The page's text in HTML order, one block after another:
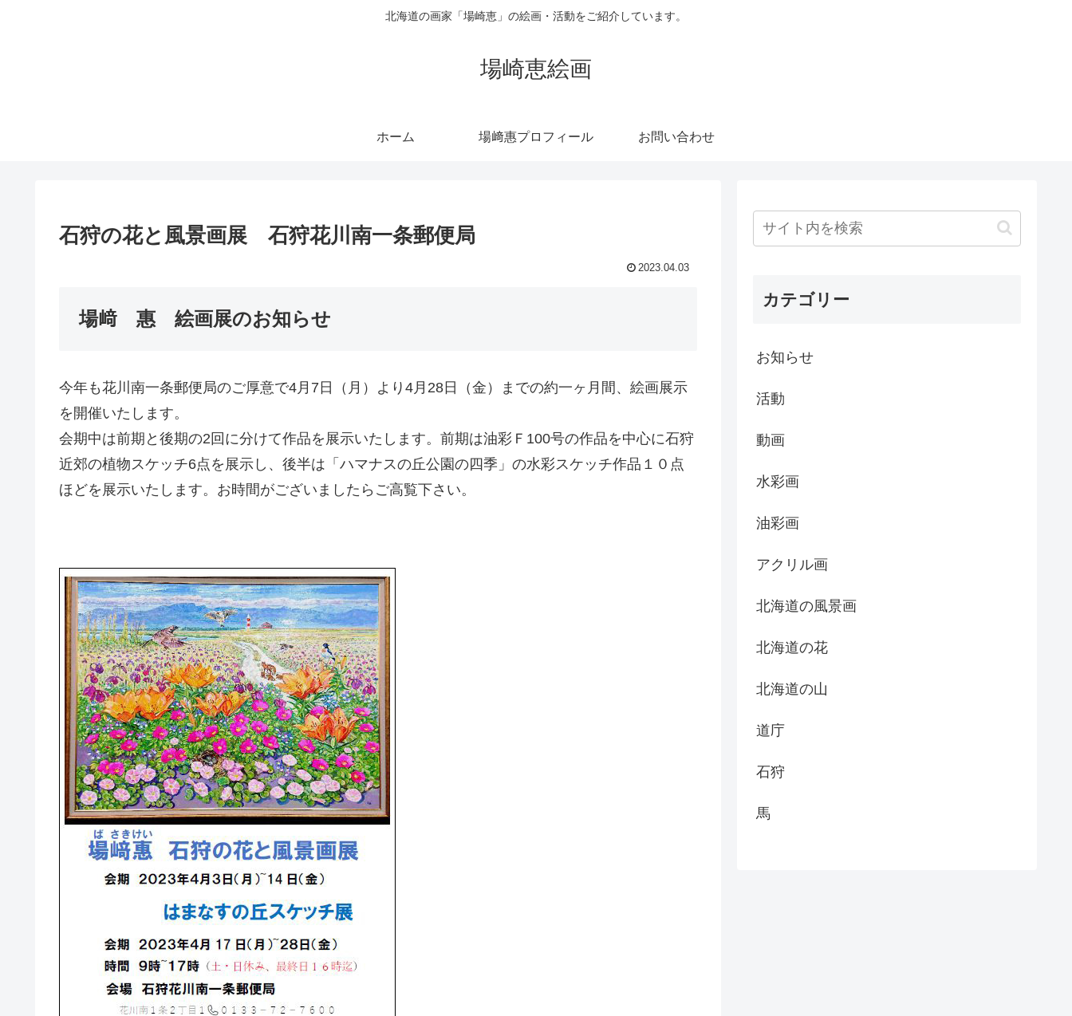
北海道の画家「場崎恵」の絵画・活動をご紹介しています。
場崎恵絵画
ホーム 場﨑惠プロフィール お問い合わせ
石狩の花と風景画展 石狩花川南一条郵便局
2023.04.03
場﨑 惠 絵画展のお知らせ
今年も花川南一条郵便局のご厚意で4月7日（月）より4月28日（金）までの約一ヶ月間、絵画展示
を開催いたします。
会期中は前期と後期の2回に分けて作品を展示いたします。前期は油彩Ｆ100号の作品を中心に石狩
近郊の植物スケッチ6点を展示し、後半は「ハマナスの丘公園の四季」の水彩スケッチ作品１０点
ほどを展示いたします。お時間がございましたらご高覧下さい。
カテゴリー
お知らせ
活動
動画
水彩画
油彩画
アクリル画
北海道の風景画
北海道の花
北海道の山
道庁
石狩
馬